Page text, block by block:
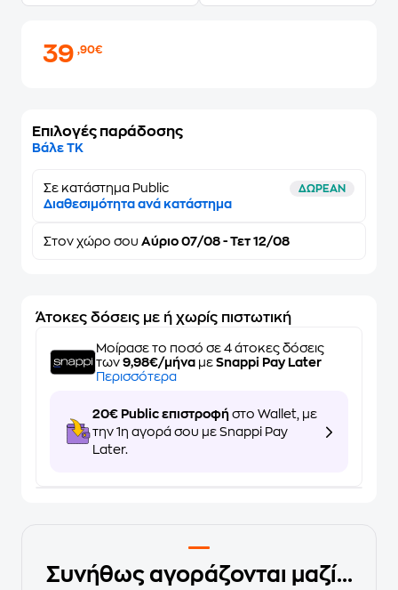
39,90€
Επιλογές παράδοσης
Βάλε ΤΚ
Σε κατάστημα Public ΔΩΡΕΑΝ
Διαθεσιμότητα ανά κατάστημα
Στον χώρο σου Αύριο 07/08 - Τετ 12/08
Άτοκες δόσεις με ή χωρίς πιστωτική
Μοίρασε το ποσό σε 4 άτοκες δόσεις
των 9,98€/μήνα με Snappi Pay Later
Περισσότερα
20€ Public επιστροφή στο Wallet, με
την 1η αγορά σου με Snappi Pay
Later.
Συνήθως αγοράζονται μαζί...